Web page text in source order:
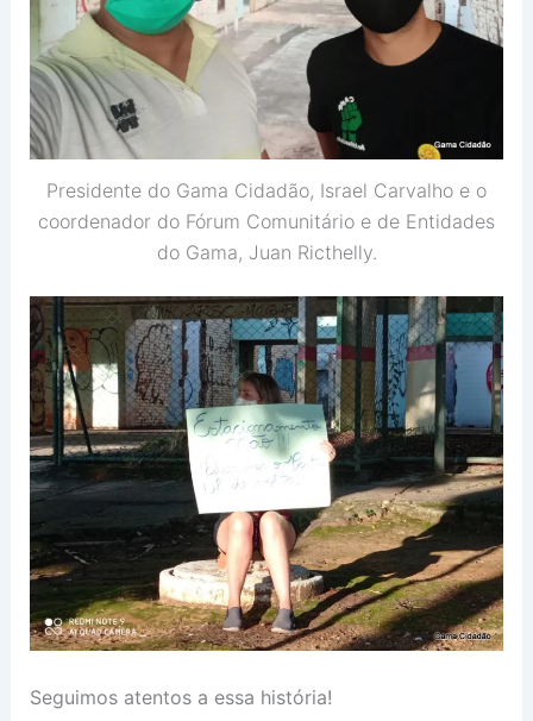
Presidente do Gama Cidadão, Israel Carvalho e o
coordenador do Fórum Comunitário e de Entidades
do Gama, Juan Ricthelly.
Seguimos atentos a essa história!